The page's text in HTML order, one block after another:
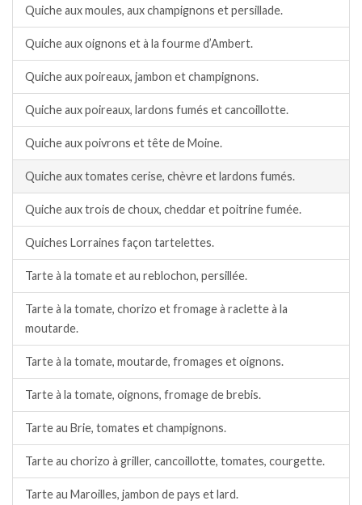
Quiche aux moules, aux champignons et persillade.
Quiche aux oignons et à la fourme d’Ambert.
Quiche aux poireaux, jambon et champignons.
Quiche aux poireaux, lardons fumés et cancoillotte.
Quiche aux poivrons et tête de Moine.
Quiche aux tomates cerise, chèvre et lardons fumés.
Quiche aux trois de choux, cheddar et poitrine fumée.
Quiches Lorraines façon tartelettes.
Tarte à la tomate et au reblochon, persillée.
Tarte à la tomate, chorizo et fromage à raclette à la
moutarde.
Tarte à la tomate, moutarde, fromages et oignons.
Tarte à la tomate, oignons, fromage de brebis.
Tarte au Brie, tomates et champignons.
Tarte au chorizo à griller, cancoillotte, tomates, courgette.
Tarte au Maroilles, jambon de pays et lard.